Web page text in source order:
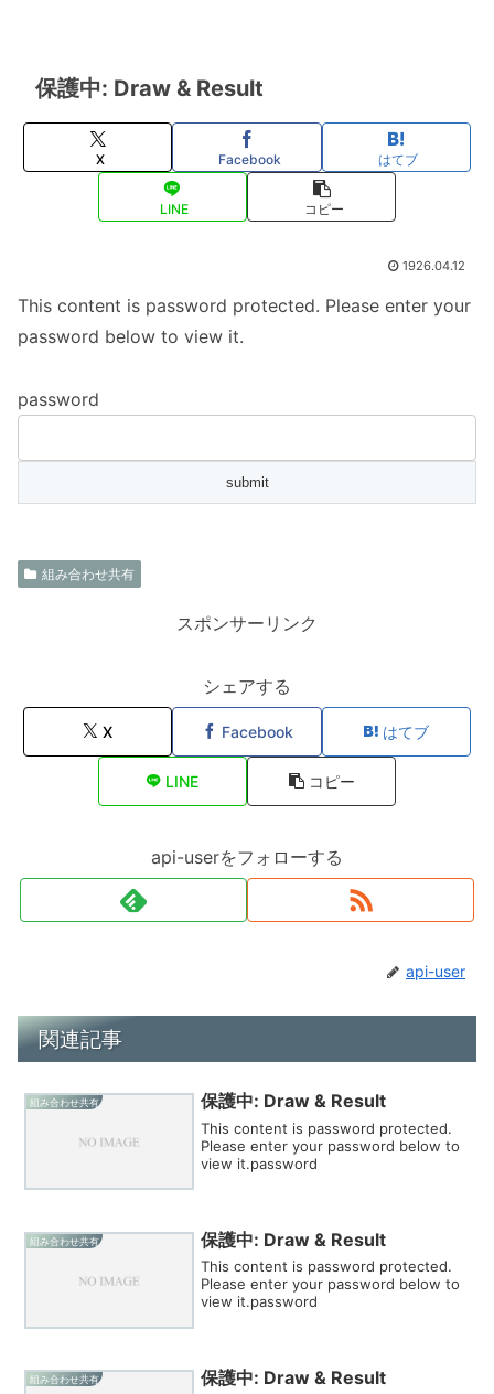
保護中: Draw & Result
X Facebook はてブ
LINE コピー
1926.04.12
This content is password protected. Please enter your
password below to view it.
password
組み合わせ共有
スポンサーリンク
シェアする
X Facebook はてブ
LINE コピー
api-userをフォローする
api-user
関連記事
組み合わせ共有 保護中: Draw & Result
This content is password protected.
Please enter your password below to
view it.password
組み合わせ共有 保護中: Draw & Result
This content is password protected.
Please enter your password below to
view it.password
組み合わせ共有 保護中: Draw & Result